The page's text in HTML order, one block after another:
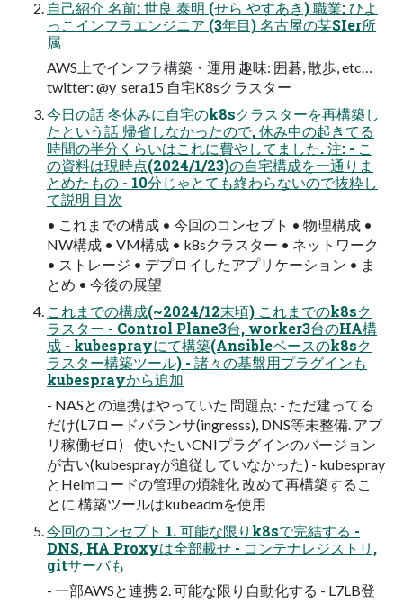
自己紹介 名前: 世良 泰明 (せら やすあき) 職業: ひよ
っこインフラエンジニア (3年目) 名古屋の某SIer所
属
AWS上でインフラ構築・運用 趣味: 囲碁, 散歩, etc…
twitter: @y_sera15 自宅K8sクラスター
今日の話 冬休みに自宅のk8sクラスターを再構築し
たという話 帰省しなかったので, 休み中の起きてる
時間の半分くらいはこれに費やしてました. 注: - こ
の資料は現時点(2024/1/23)の自宅構成を一通りま
とめたもの - 10分じゃとても終わらないので抜粋し
て説明 目次
• これまでの構成 • 今回のコンセプト • 物理構成 •
NW構成 • VM構成 • k8sクラスター • ネットワーク
• ストレージ • デプロイしたアプリケーション • ま
とめ • 今後の展望
これまでの構成(~2024/12末頃) これまでのk8sク
ラスター - Control Plane3台, worker3台のHA構
成 - kubesprayにて構築(Ansibleベースのk8sク
ラスター構築ツール) - 諸々の基盤用プラグインも
kubesprayから追加
- NASとの連携はやっていた 問題点: - ただ建ってる
だけ(L7ロードバランサ(ingresss), DNS等未整備. アプ
リ稼働ゼロ) - 使いたいCNIプラグインのバージョン
が古い(kubesprayが追従していなかった) - kubespray
とHelmコードの管理の煩雑化 改めて再構築するこ
とに 構築ツールはkubeadmを使用
今回のコンセプト 1. 可能な限りk8sで完結する -
DNS, HA Proxyは全部載せ - コンテナレジストリ,
gitサーバも
- 一部AWSと連携 2. 可能な限り自動化する - L7LB登